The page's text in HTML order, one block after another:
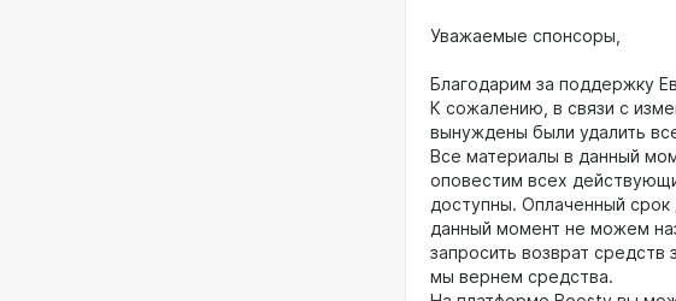
Уважаемые спонсоры,
Благодарим за поддержку
К сожалению, в связи с
вынуждены были удалить
Все материалы в данный
оповестим всех
доступны. Оплаченный
данный момент не можем
запросить возврат
мы вернем средства.